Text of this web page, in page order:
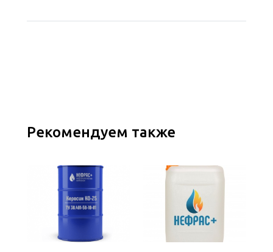
Рекомендуем также